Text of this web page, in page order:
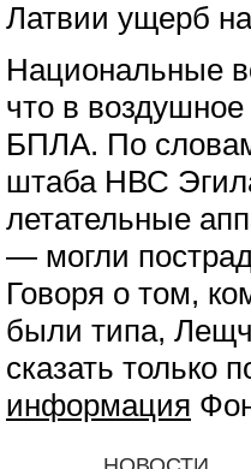
Латвии ущерб
Национальные
что в
БПЛА. По
штаба НВС
летательные
— могли
Говоря о том,
были типа,
сказать только
информация